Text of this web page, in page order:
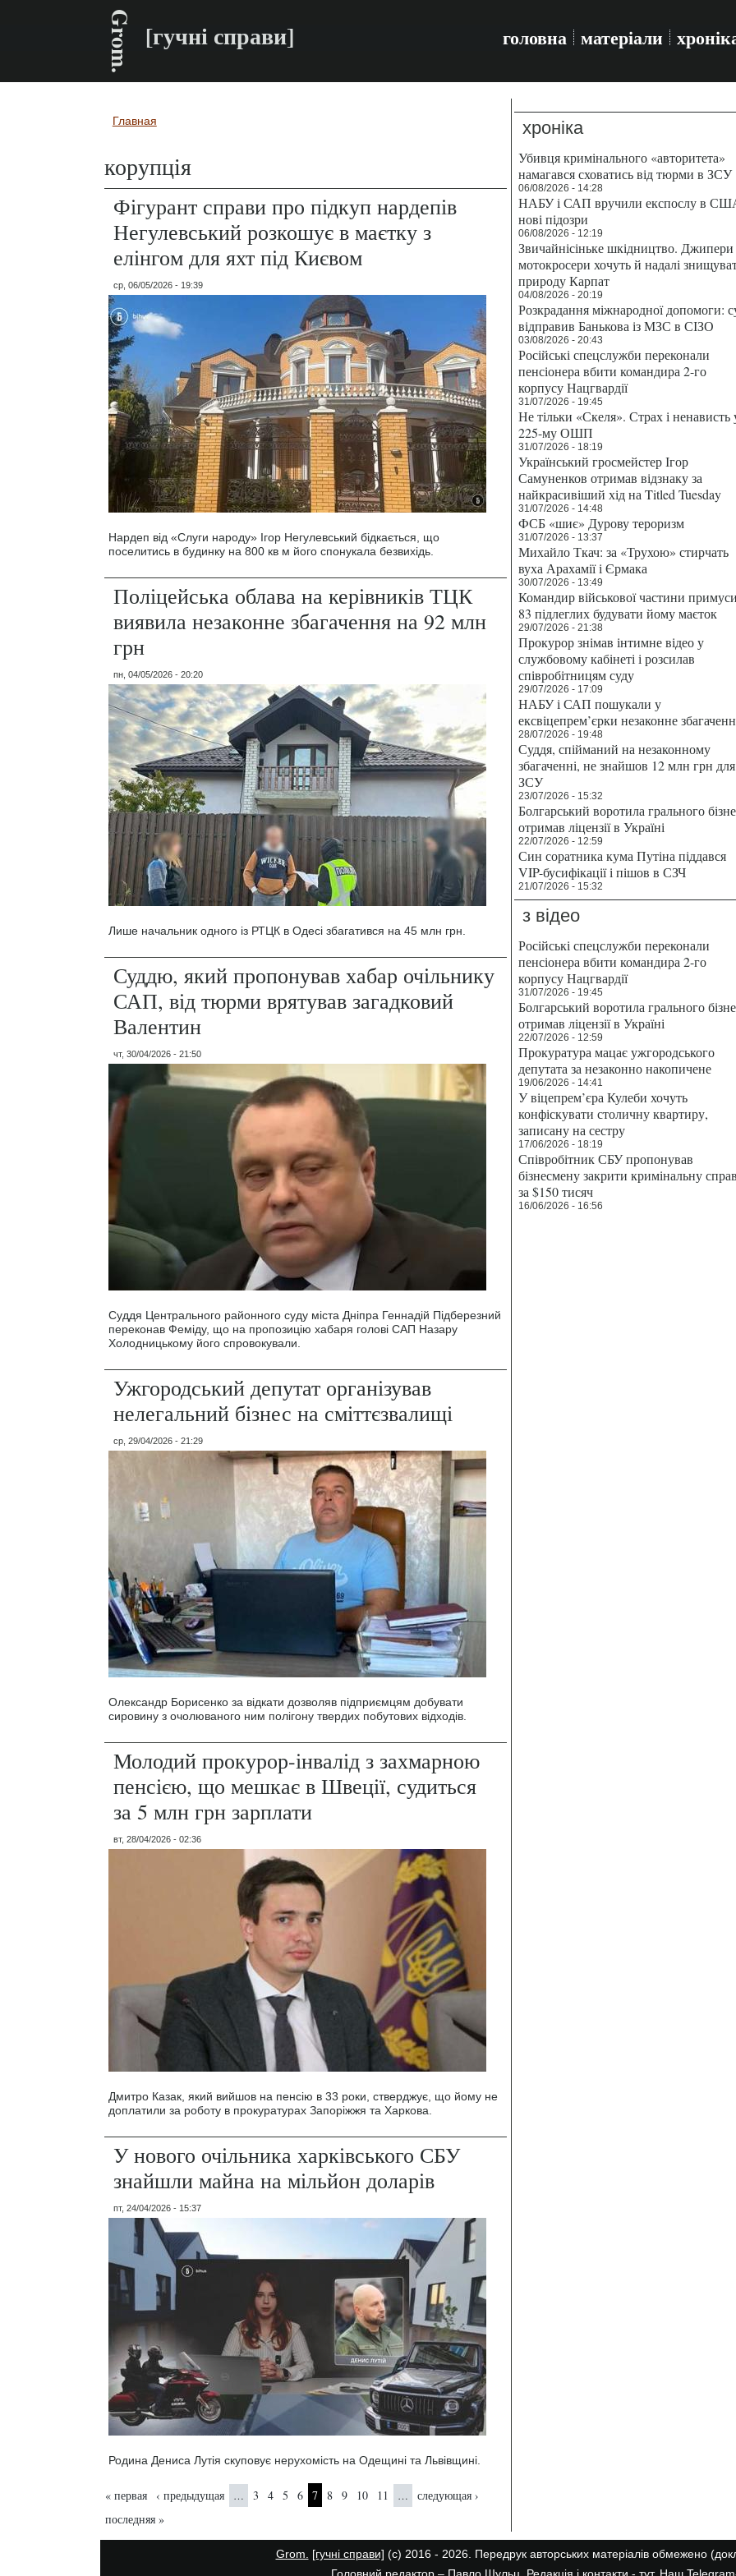
Grom. [гучні справи] головна матеріали
Вы здесь
Главная
корупція
Фігурант справи про підкуп нардепів
Негулевський розкошує в маєтку з
елінгом для яхт під Києвом
ср, 06/05/2026 - 19:39
Нардеп від «Слуги народу» Ігор Негулевський бідкається, що
поселитись в будинку на 800 кв м його спонукала безвихідь.
Поліцейська облава на керівників ТЦК
виявила незаконне збагачення на 92 млн
грн
пн, 04/05/2026 - 20:20
Лише начальник одного із РТЦК в Одесі збагатився на 45 млн грн.
Суддю, який пропонував хабар очільнику
САП, від тюрми врятував загадковий
Валентин
чт, 30/04/2026 - 21:50
Cуддя Центрального районного суду міста Дніпра Геннадій Підберезний
переконав Феміду, що на пропозицію хабаря голові САП Назару
Холодницькому його спровокували.
Ужгородський депутат організував
нелегальний бізнес на сміттєзвалищі
ср, 29/04/2026 - 21:29
Олександр Борисенко за відкати дозволяв підприємцям добувати
сировину з очолюваного ним полігону твердих побутових відходів.
Молодий прокурор-інвалід з захмарною
пенсією, що мешкає в Швеції, судиться
за 5 млн грн зарплати
вт, 28/04/2026 - 02:36
Дмитро Казак, який вийшов на пенсію в 33 роки, стверджує, що йому не
доплатили за роботу в прокуратурах Запоріжжя та Харкова.
У нового очільника харківського СБУ
знайшли майна на мільйон доларів
пт, 24/04/2026 - 15:37
Родина Дениса Лутія скуповує нерухомість на Одещині та Львівщині.
Страницы
« первая ‹ предыдущая … 3 4 5 6 7 8 9 10 11 …
следующая ›
последняя »
хроніка
Убивця кримінального «авторитета»
намагався сховатись від тюрми в ЗСУ
06/08/2026 - 14:28
НАБУ і САП вручили експослу в
нові підозри
06/08/2026 - 12:19
Звичайнісіньке шкідництво. Джипери
мотокросери хочуть й надалі
природу Карпат
04/08/2026 - 20:19
Розкрадання міжнародної допомоги:
відправив Банькова із МЗС в СІЗО
03/08/2026 - 20:43
Російські спецслужби переконали
пенсіонера вбити командира 2-го
корпусу Нацгвардії
31/07/2026 - 19:45
Не тільки «Скеля». Страх і ненависть
225-му ОШП
31/07/2026 - 18:19
Український гросмейстер Ігор
Самуненков отримав відзнаку за
найкрасивіший хід на Titled Tuesday
31/07/2026 - 14:48
ФСБ «шиє» Дурову тероризм
31/07/2026 - 13:37
Михайло Ткач: за «Трухою» стирчать
вуха Арахамії і Єрмака
30/07/2026 - 13:49
Командир військової частини
83 підлеглих будувати йому маєток
29/07/2026 - 21:38
Прокурор знімав інтимне відео у
службовому кабінеті і розсилав
співробітницям суду
29/07/2026 - 17:09
НАБУ і САП пошукали у
ексвіцепрем’єрки незаконне
28/07/2026 - 19:48
Суддя, спійманий на незаконному
збагаченні, не знайшов 12 млн грн для
ЗСУ
23/07/2026 - 15:32
Болгарський воротила грального
отримав ліцензії в Україні
22/07/2026 - 12:59
Син соратника кума Путіна піддався
VIP-бусифікації і пішов в СЗЧ
21/07/2026 - 15:32
з відео
Російські спецслужби переконали
пенсіонера вбити командира 2-го
корпусу Нацгвардії
31/07/2026 - 19:45
Болгарський воротила грального
отримав ліцензії в Україні
22/07/2026 - 12:59
Прокуратура мацає ужгородського
депутата за незаконно накопичене
19/06/2026 - 14:41
У віцепрем’єра Кулеби хочуть
конфіскувати столичну квартиру,
записану на сестру
17/06/2026 - 18:19
Співробітник СБУ пропонував
бізнесмену закрити кримінальну
за $150 тисяч
16/06/2026 - 16:56
Grom. [гучні справи] (с) 2016 - 2026. Передрук авторських матеріалів обмежено